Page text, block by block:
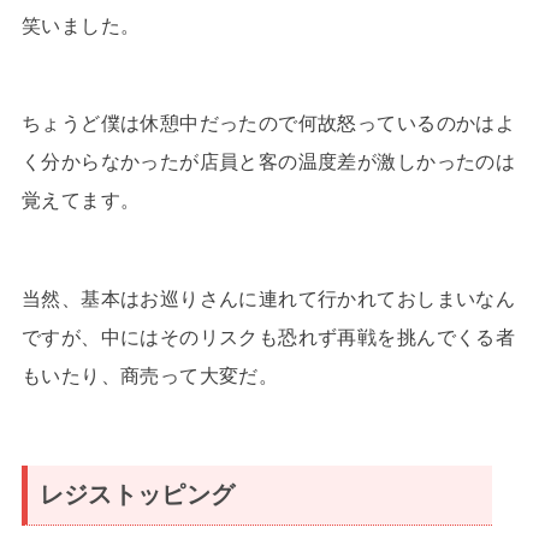
笑いました。
ちょうど僕は休憩中だったので何故怒っているのかはよ
く分からなかったが店員と客の温度差が激しかったのは
覚えてます。
当然、基本はお巡りさんに連れて行かれておしまいなん
ですが、中にはそのリスクも恐れず再戦を挑んでくる者
もいたり、商売って大変だ。
レジストッピング